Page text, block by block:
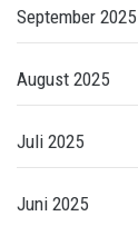
September 2025
August 2025
Juli 2025
Juni 2025